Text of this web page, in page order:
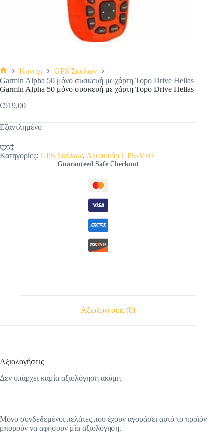
Αρχική
σελίδα
Κυνήγι
GPS Σκύλων
Garmin Alpha 50 μόνο συσκευή με χάρτη Topo Drive Hellas
Garmin Alpha 50 μόνο συσκευή με χάρτη Topo Drive Hellas
€519.00
Εξαντλημένο
Κατηγορίες: GPS Σκύλων, Αξεσουάρ GPS-VHF
Guaranteed Safe Checkout
Αξιολογήσεις (0)
Αξιολογήσεις
Δεν υπάρχει καμία αξιολόγηση ακόμη.
Μόνο συνδεδεμένοι πελάτες που έχουν αγοράσει αυτό το προϊόν
μπορούν να αφήσουν μία αξιολόγηση.